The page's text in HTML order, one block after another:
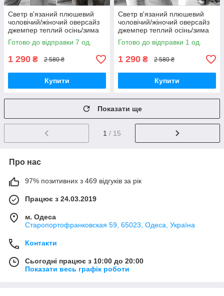
Светр в'язаний плюшевий
чоловічий/жіночий оверсайз
джемпер теплий осінь/зима
синій
Готово до відправки 7 од.
1 290 ₴ 2 580 ₴
Купити
Светр в'язаний плюшевий
чоловічий/жіночий оверсайз
джемпер теплий осінь/зима
чорний
Готово до відправки 1 од.
1 290 ₴ 2 580 ₴
Купити
Показати ще
1 / 15
Про нас
97% позитивних з 469 відгуків за рік
Працює з 24.03.2019
м. Одеса
Старопортофранковская 59, 65023, Одеса, Україна
Контакти
Сьогодні працює з 10:00 до 20:00
Показати весь графік роботи